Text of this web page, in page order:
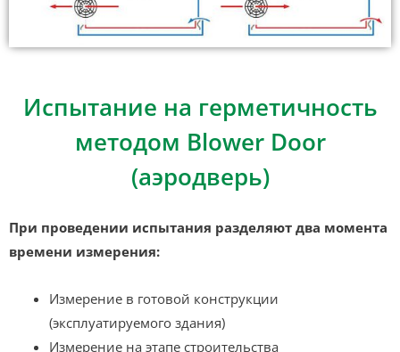
Испытание на герметичность
методом Blower Door
(аэродверь)
При проведении испытания разделяют два момента
времени измерения:
Измерение в готовой конструкции
(эксплуатируемого здания)
Измерение на этапе строительства